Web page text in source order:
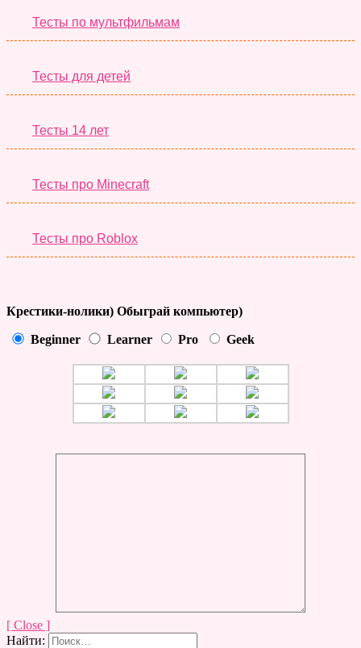
Тесты по мультфильмам
Тесты для детей
Тесты 14 лет
Тесты про Minecraft
Тесты про Roblox
Крестики-нолики) Обыграй компьютер)
Beginner Learner Pro Geek
[ Close ]
Найти: